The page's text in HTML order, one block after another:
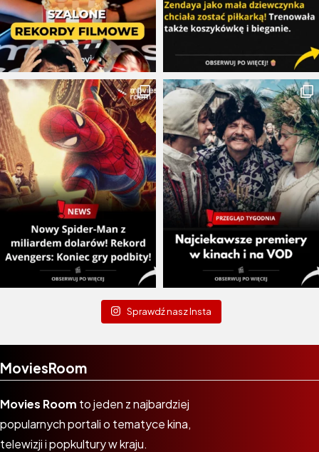
Sprawdź nasz Insta
MoviesRoom
Movies Room to jeden z najbardziej
popularnych portali o tematyce kina,
telewizji i popkultury w kraju.